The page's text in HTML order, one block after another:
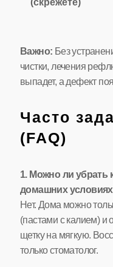
Важно: Без
чистки, лечения
выпадет, а дефект
Часто
(FAQ)
1. Можно ли убрать
домашних
Нет. Дома можно
(пастами с калием) и
щетку на мягкую.
только стоматолог.